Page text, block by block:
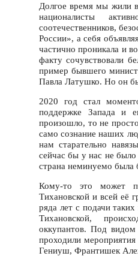
Долгое время мы жили в
националисты
соотечественников,
России», а себя
частично проникала и
факту сочувствовали
пример бывшего
Павла Латушко. Но он
2020 год стал
поддержке Запада и
произошло, то не
само сознание наших
нам старательно
сейчас бы у нас не
страна неминуемо была
Кому-то это может
Тихановской и всей её
ряда лет с подачи
Тихановской,
оккупантов. Под видом
проходили
Гениуш, Франтишек